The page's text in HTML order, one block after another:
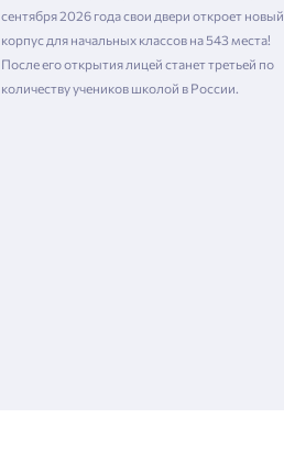
сентября 2026 года свои двери откроет новый
корпус для начальных классов на 543 места!
После его открытия лицей станет третьей по
количеству учеников школой в России.